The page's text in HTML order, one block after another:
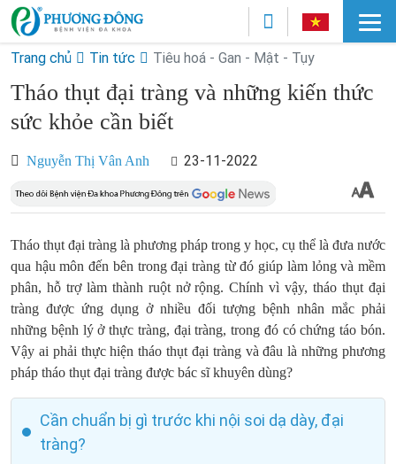
Trang chủ Tin tức Tiêu hoá - Gan - Mật - Tụy
Tháo thụt đại tràng và những kiến thức
sức khỏe cần biết
Nguyễn Thị Vân Anh 23-11-2022
Tháo thụt đại tràng là phương pháp trong y học, cụ thể là đưa nước
qua hậu môn đến bên trong đại tràng từ đó giúp làm lỏng và mềm
phân, hỗ trợ làm thành ruột nở rộng. Chính vì vậy, tháo thụt đại
tràng được ứng dụng ở nhiều đối tượng bệnh nhân mắc phải
những bệnh lý ở thực tràng, đại tràng, trong đó có chứng táo bón.
Vậy ai phải thực hiện tháo thụt đại tràng và đâu là những phương
pháp tháo thụt đại tràng được bác sĩ khuyên dùng?
Cần chuẩn bị gì trước khi nội soi dạ dày, đại
tràng?